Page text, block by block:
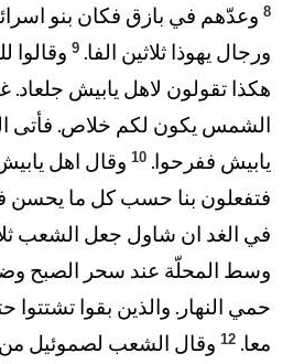
8 وعدّهم في بازق فكان بنو
ورجال يهوذا ثلاثين الفا. 9 وقالوا
هكذا تقولون لاهل يابيش جلعاد.
الشمس يكون لكم خلاص. فأتى
يابيش ففرحوا. 10 وقال اهل
فتفعلون بنا حسب كل ما يحسن
في الغد ان شاول جعل الشعب
وسط المحلّة عند سحر الصبح
حمي النهار. والذين بقوا تشتتوا
معا. 12 وقال الشعب لصموئيل